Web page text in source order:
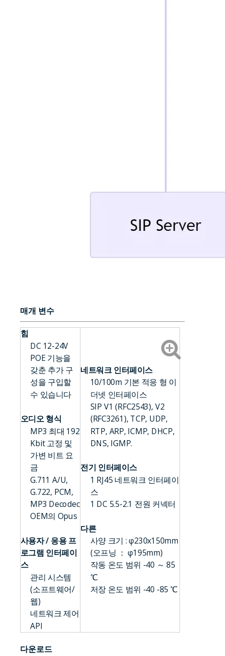
매개 변수
힘
DC 12-24V
POE 기능을
갖춘 추가 구
성을 구입할
수 있습니다
오디오 형식
MP3 최대 192
Kbit 고정 및
가변 비트 요
금
G.711 A/U,
G.722, PCM,
MP3 Decodec
OEM의 Opus
사용자 / 응용 프
로그램 인터페이
스
관리 시스템
(소프트웨어/
웹)
네트워크 제어
API
네트워크 인터페이스
10/100m 기본 적응 형 이
더넷 인터페이스
SIP V1 (RFC2543), V2
(RFC3261), TCP, UDP,
RTP, ARP, ICMP, DHCP,
DNS, IGMP.
전기 인터페이스
1 RJ45 네트워크 인터페이
스
1 DC 5.5-2.1 전원 커넥터
다른
사양 크기 : φ230x150mm
(오프닝 ： φ195mm)
작동 온도 범위 -40 ～ 85
℃
저장 온도 범위 -40 -85 ℃
다운로드